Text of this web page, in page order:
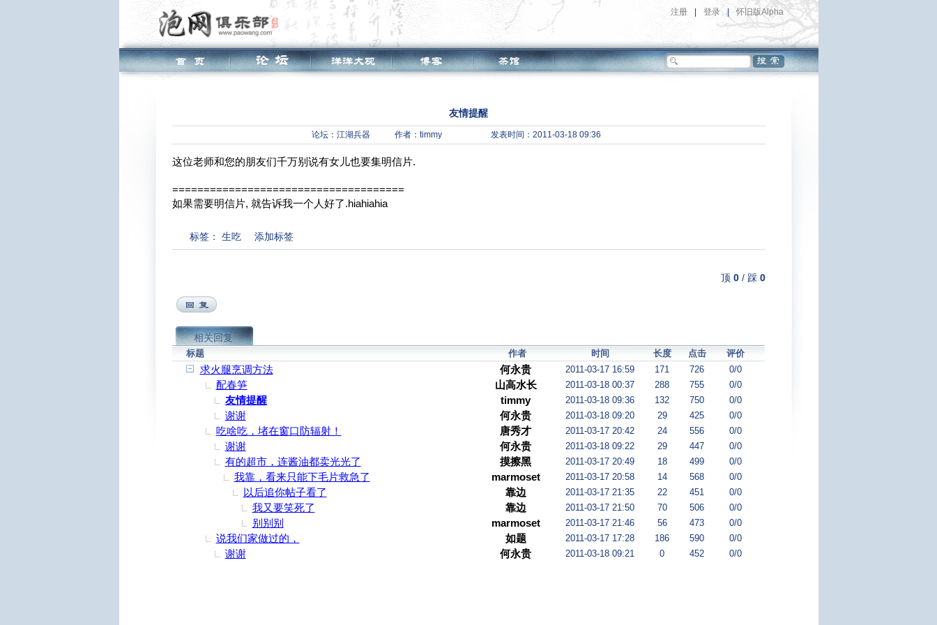
注册 登录 | 怀旧版Alpha
友情提醒
论坛： 江湖兵器 作者：timmy 发表时间：2011-03-18 09:36
这位老师和您的朋友们千万别说有女儿也要集明信片.
=====================================
如果需要明信片, 就告诉我一个人好了.hiahiahia
标签： 生吃 添加标签
顶 0/ 踩 0
相关回复
标题 作者 时间 长度 点击 评价
求火腿烹调方法 何永贵 2011-03-17 16:59 171 726 0/0
配春笋 山高水长 2011-03-18 00:37 288 755 0/0
友情提醒 timmy 2011-03-18 09:36 132 750 0/0
谢谢 何永贵 2011-03-18 09:20 29 425 0/0
吃啥吃，堵在窗口防辐射！ 唐秀才 2011-03-17 20:42 24 556 0/0
谢谢 何永贵 2011-03-18 09:22 29 447 0/0
有的超市，连酱油都卖光光了 摸擦黑 2011-03-17 20:49 18 499 0/0
我靠，看来只能下毛片救急了 marmoset 2011-03-17 20:58 14 568 0/0
以后追你帖子看了 靠边 2011-03-17 21:35 22 451 0/0
我又要笑死了 靠边 2011-03-17 21:50 70 506 0/0
别别别 marmoset 2011-03-17 21:46 56 473 0/0
说我们家做过的， 如题 2011-03-17 17:28 186 590 0/0
谢谢 何永贵 2011-03-18 09:21 0 452 0/0